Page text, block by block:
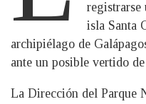
registrarse
isla Santa
archipiélago de
ante un posible vertido
La Dirección del Parque